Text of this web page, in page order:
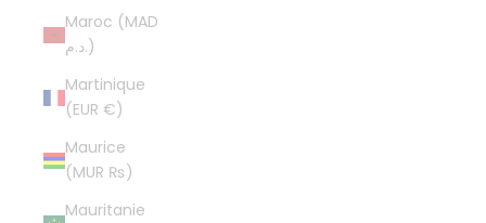
Maroc (MAD
د.م.)
Martinique
(EUR €)
Maurice
(MUR ₨)
Mauritanie